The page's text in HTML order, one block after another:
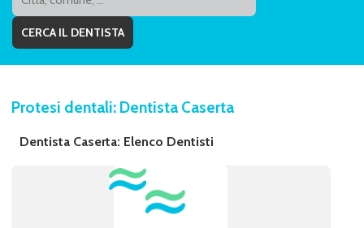
Protesi dentali: Dentista Caserta
Dentista Caserta: Elenco Dentisti